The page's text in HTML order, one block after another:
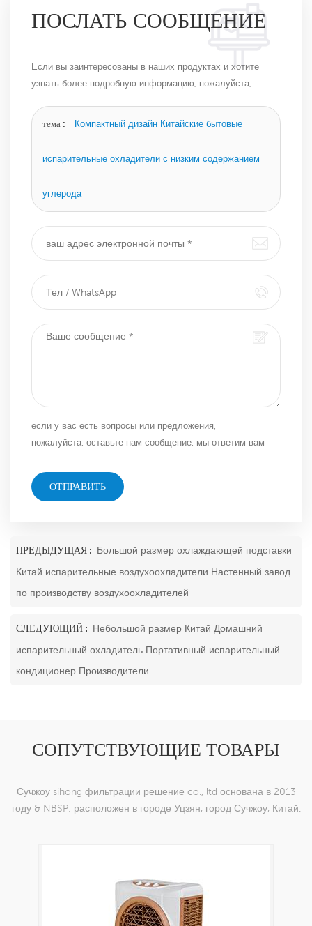
ПОСЛАТЬ СООБЩЕНИЕ
Если вы заинтересованы в наших продуктах и ​​хотите
узнать более подробную информацию, пожалуйста,
только сможем.
тема : Компактный дизайн Китайские бытовые
испарительные охладители с низким содержанием
углерода
если у вас есть вопросы или предложения,
пожалуйста, оставьте нам сообщение, мы ответим вам
ОТПРАВИТЬ
ПРЕДЫДУЩАЯ : Большой размер охлаждающей подставки
Китай испарительные воздухоохладители Настенный завод
по производству воздухоохладителей
СЛЕДУЮЩИЙ : Небольшой размер Китай Домашний
испарительный охладитель Портативный испарительный
кондиционер Производители
СОПУТСТВУЮЩИЕ ТОВАРЫ
Сучжоу sihong фильтрации решение co., ltd основана в 2013
году & NBSP; расположен в городе Уцзян, город Сучжоу, Китай.